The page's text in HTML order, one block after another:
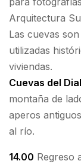
Arquitectura
Las cuevas
utilizadas
viviendas.
Cuevas del
montaña de
aperos
al río.
14.00 Regreso